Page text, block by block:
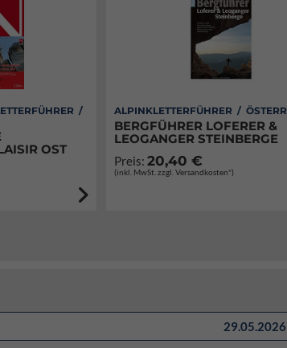
/
OST
ALPINKLETTERFÜHRER /
BERGFÜHRER LOFERER &
LEOGANGER STEINBERGE
Preis:20,40 €
(inkl. MwSt. zzgl. Versandkosten*)